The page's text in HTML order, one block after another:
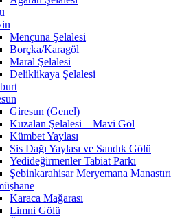
Mençuna Şelalesi
Borçka/Karagöl
Maral Şelalesi
Deliklikaya Şelalesi
Giresun (Genel)
Kuzalan Şelalesi – Mavi Göl
Kümbet Yaylası
Sis Dağı Yaylası ve Sandık Gölü
Yedideğirmenler Tabiat Parkı
Şebinkarahisar Meryemana Manastırı
Karaca Mağarası
Limni Gölü